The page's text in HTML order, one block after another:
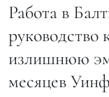
Работа в
руководство
излишнюю
месяцев